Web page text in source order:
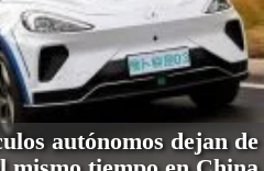
autónomos dejan de